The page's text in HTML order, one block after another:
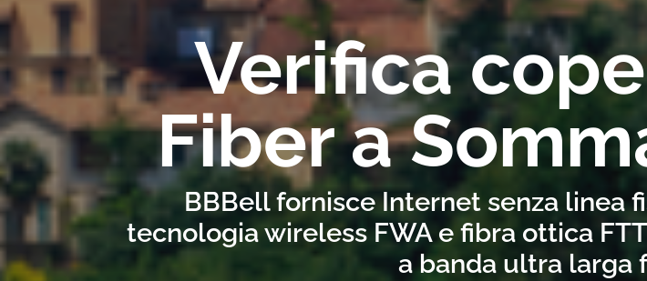
Verifica
Fiber a
BBBell fornisce Internet senza linea
tecnologia wireless FWA e fibra ottica
a banda ultra larga